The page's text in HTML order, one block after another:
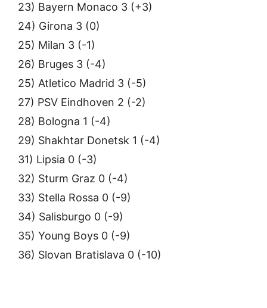
23) Bayern Monaco 3 (+3)
24) Girona 3 (0)
25) Milan 3 (-1)
26) Bruges 3 (-4)
25) Atletico Madrid 3 (-5)
27) PSV Eindhoven 2 (-2)
28) Bologna 1 (-4)
29) Shakhtar Donetsk 1 (-4)
31) Lipsia 0 (-3)
32) Sturm Graz 0 (-4)
33) Stella Rossa 0 (-9)
34) Salisburgo 0 (-9)
35) Young Boys 0 (-9)
36) Slovan Bratislava 0 (-10)